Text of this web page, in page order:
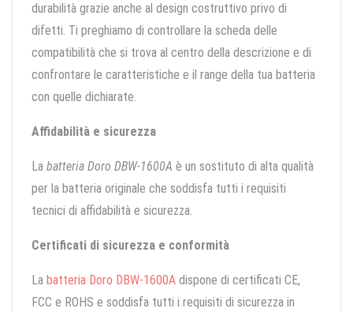
durabilità grazie anche al design costruttivo privo di
difetti. Ti preghiamo di controllare la scheda delle
compatibilità che si trova al centro della descrizione e di
confrontare le caratteristiche e il range della tua batteria
con quelle dichiarate.
Affidabilità e sicurezza
La batteria Doro DBW-1600A è un sostituto di alta qualità
per la batteria originale che soddisfa tutti i requisiti
tecnici di affidabilità e sicurezza.
Certificati di sicurezza e conformità
La batteria Doro DBW-1600A dispone di certificati CE,
FCC e ROHS e soddisfa tutti i requisiti di sicurezza in